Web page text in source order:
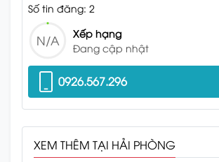
Số tin đăng: 2
N/A
Xếp hạng
Đang cập nhật
0926.567.296
XEM THÊM TẠI HẢI PHÒNG